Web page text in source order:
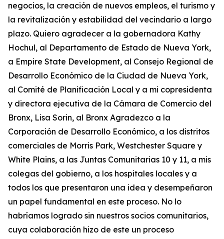
negocios, la creación de nuevos empleos, el turismo y
la revitalización y estabilidad del vecindario a largo
plazo. Quiero agradecer a la gobernadora Kathy
Hochul, al Departamento de Estado de Nueva York,
a Empire State Development, al Consejo Regional de
Desarrollo Económico de la Ciudad de Nueva York,
al Comité de Planificación Local y a mi copresidenta
y directora ejecutiva de la Cámara de Comercio del
Bronx, Lisa Sorin, al Bronx Agradezco a la
Corporación de Desarrollo Económico, a los distritos
comerciales de Morris Park, Westchester Square y
White Plains, a las Juntas Comunitarias 10 y 11, a mis
colegas del gobierno, a los hospitales locales y a
todos los que presentaron una idea y desempeñaron
un papel fundamental en este proceso. No lo
habríamos logrado sin nuestros socios comunitarios,
cuya colaboración hizo de este un proceso